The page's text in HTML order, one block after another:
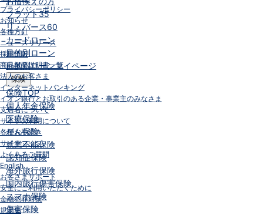
フラット35
リ・バース60
カードローン
目的別ローン
目的別ローンマイページ
保険
保険TOP
個人年金保険
医療保険
がん保険
就業不能保険
認知症保険
海外旅行保険
国内旅行傷害保険
スマホ保険
傷害保険
プライバシーポリシー
お知らせ
各種方針
ニュースリリース
採用情報
商品概要説明書一覧
法人のお客さま
インターネットバンキング
イオン銀行とお取引のある企業・事業主のみなさま
支店名について
サイトの利用について
各種お手続き
サイトマップ
よくあるご質問
English
お客さまサポート
安全にご利用いただくために
金融犯罪対策
規定集